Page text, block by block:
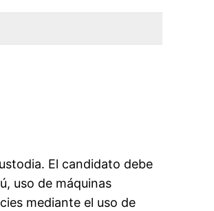
El candidato debe
uso de máquinas
mediante el uso de